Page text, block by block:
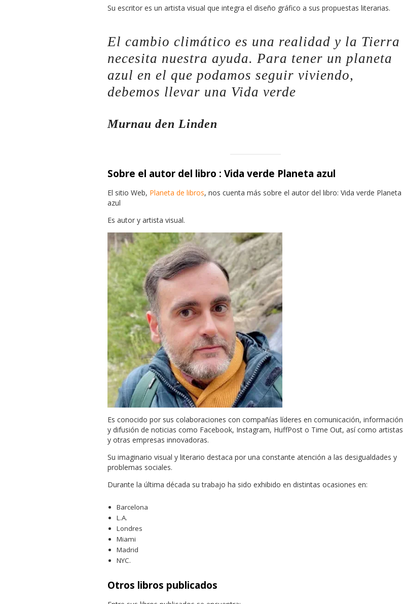
Su escritor es un artista visual que integra el diseño gráfico a sus propuestas literarias.
El cambio climático es una realidad y la Tierra
necesita nuestra ayuda. Para tener un planeta
azul en el que podamos seguir viviendo,
debemos llevar una Vida verde
Murnau den Linden
Sobre el autor del libro : Vida verde Planeta azul
El sitio Web, Planeta de libros, nos cuenta más sobre el autor del libro: Vida verde Planeta
azul
Es autor y artista visual.
Es conocido por sus colaboraciones con compañías líderes en comunicación, información
y difusión de noticias como Facebook, Instagram, HuffPost o Time Out, así como artistas
y otras empresas innovadoras.
Su imaginario visual y literario destaca por una constante atención a las desigualdades y
problemas sociales.
Durante la última década su trabajo ha sido exhibido en distintas ocasiones en:
Barcelona
L.A.
Londres
Miami
Madrid
NYC.
Otros libros publicados